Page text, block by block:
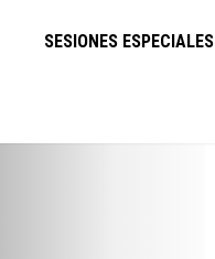
SESIONES ESPECIALES